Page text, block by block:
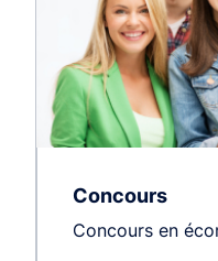
Concours
Concours en